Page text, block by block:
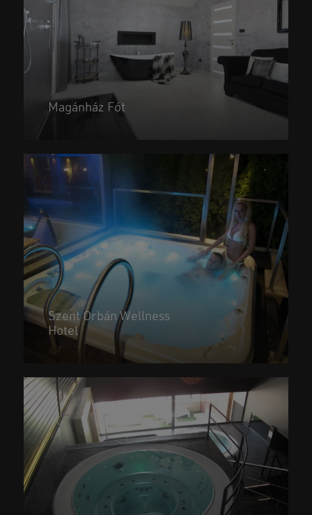
Magánház Fót
Szent Orbán Wellness
Hotel